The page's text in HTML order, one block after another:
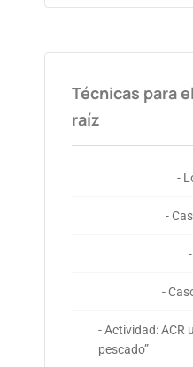
Técnicas para
raíz
-
-
-
- Actividad: ACR
pescado”